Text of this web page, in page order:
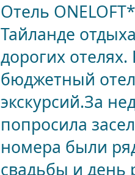
Отель
Тайланде
дорогих
бюджетный
экскурсий.За
попросила
номера были
свадьбы и день